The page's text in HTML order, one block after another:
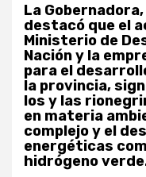
La
destacó que el
Ministerio de
Nación y la
para el
la provincia,
los y las
en materia
complejo y el
energéticas
hidrógeno